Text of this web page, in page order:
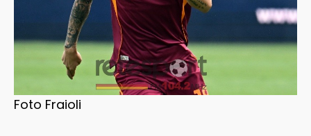
Foto Fraioli